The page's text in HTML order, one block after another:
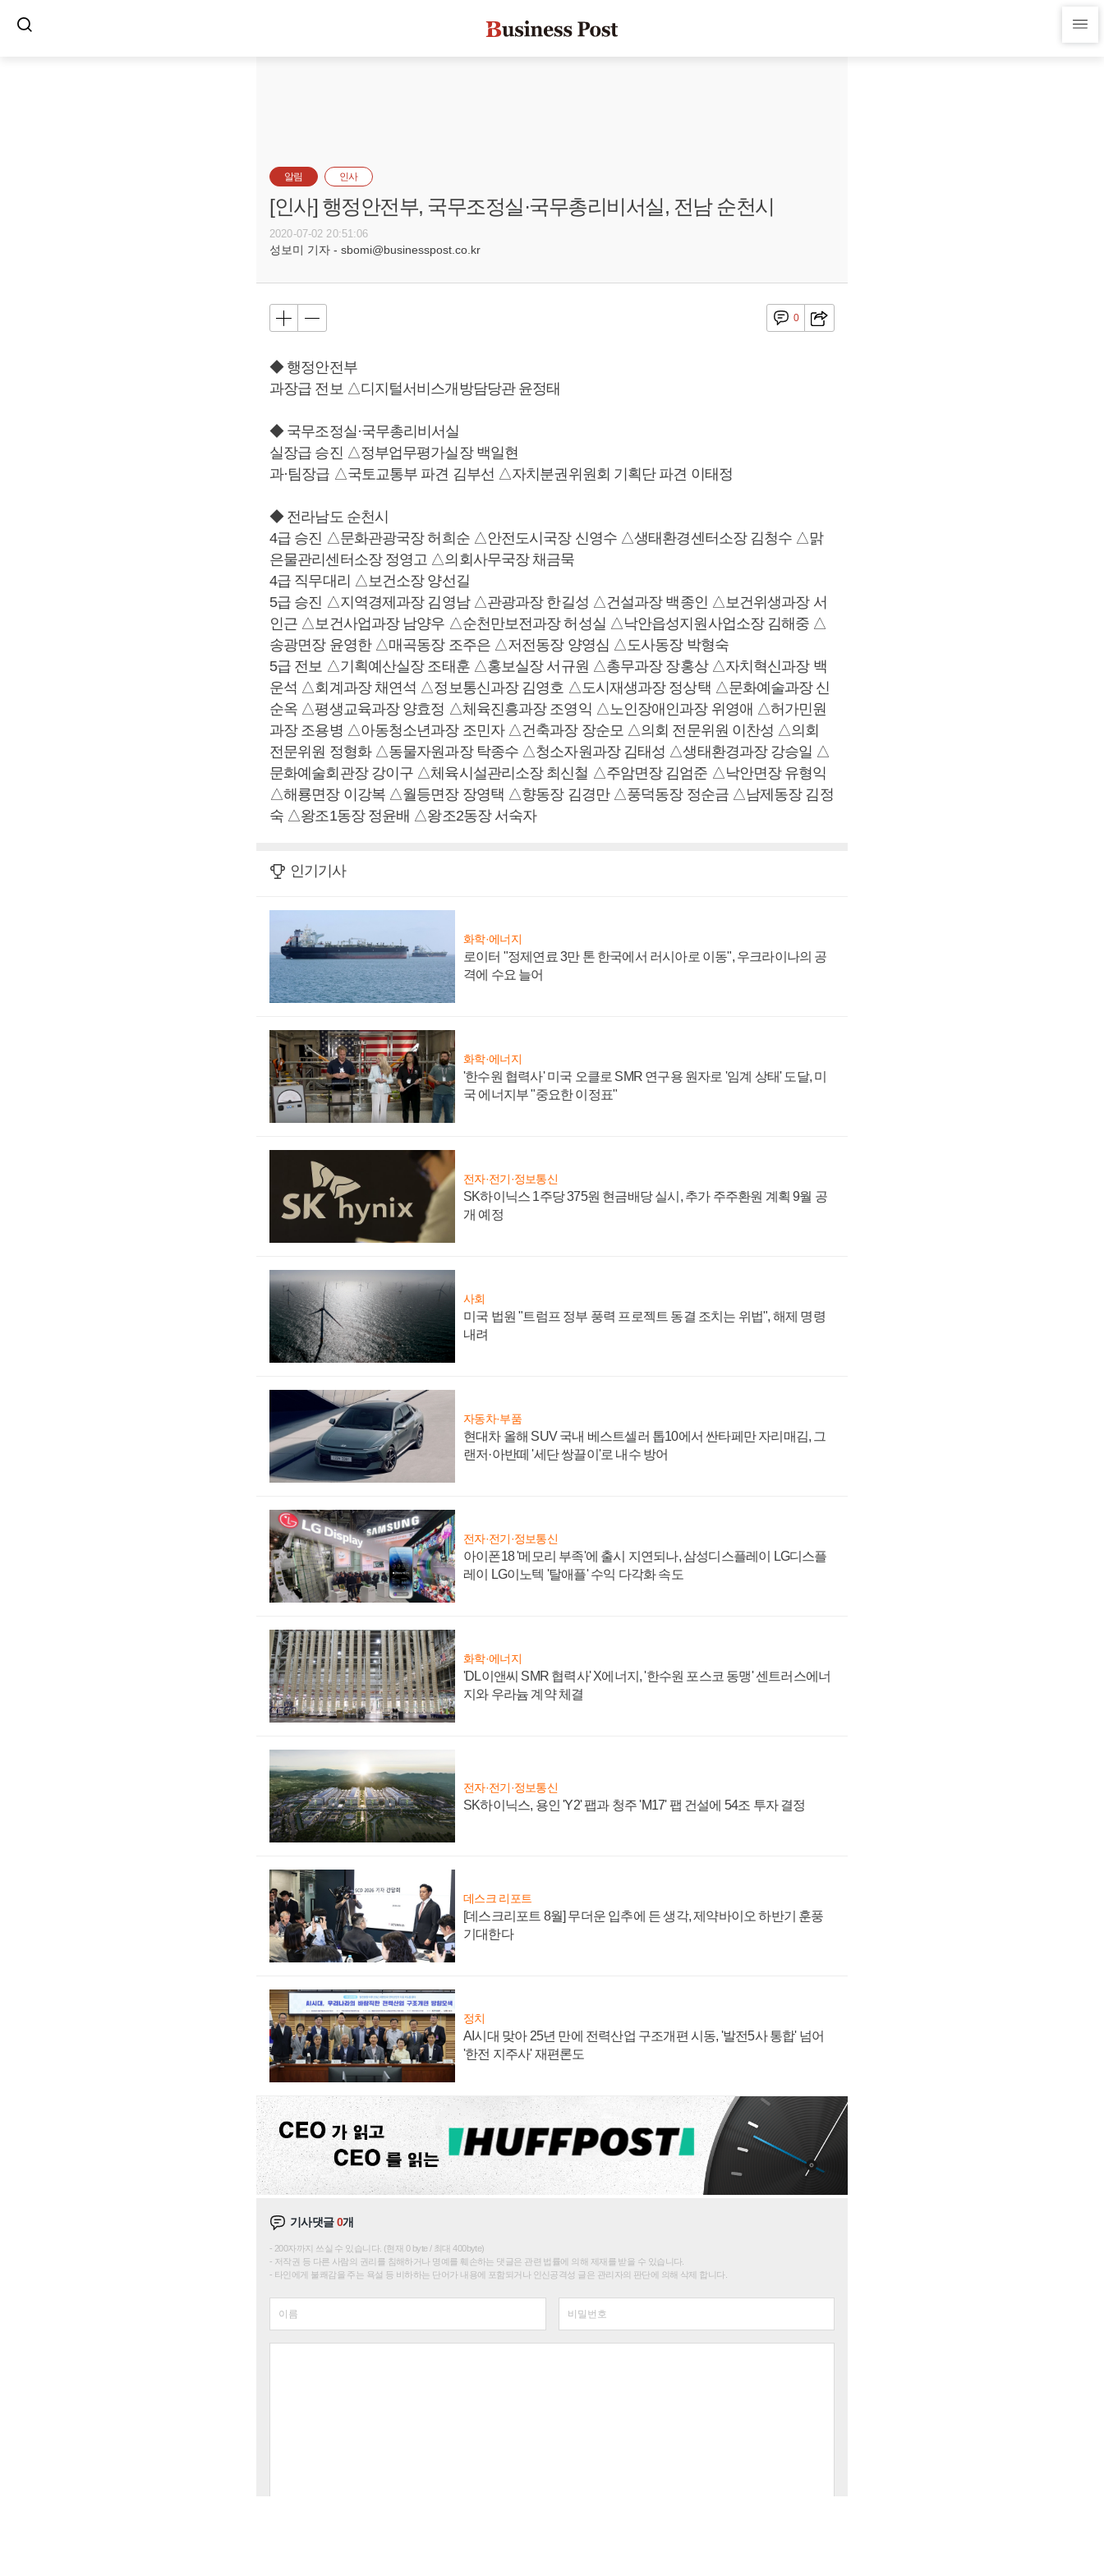
알림 인사
[인사] 행정안전부, 국무조정실·국무총리비서실, 전남 순천시
2020-07-02 20:51:06
성보미 기자 - sbomi@businesspost.co.kr
0
◆ 행정안전부
과장급 전보 △디지털서비스개방담당관 윤정태
◆ 국무조정실·국무총리비서실
실장급 승진 △정부업무평가실장 백일현
과·팀장급 △국토교통부 파견 김부선 △자치분권위원회 기획단 파견 이태정
◆ 전라남도 순천시
4급 승진 △문화관광국장 허희순 △안전도시국장 신영수 △생태환경센터소장 김청수 △맑
은물관리센터소장 정영고 △의회사무국장 채금묵
4급 직무대리 △보건소장 양선길
5급 승진 △지역경제과장 김영남 △관광과장 한길성 △건설과장 백종인 △보건위생과장 서
인근 △보건사업과장 남양우 △순천만보전과장 허성실 △낙안읍성지원사업소장 김해중 △
송광면장 윤영한 △매곡동장 조주은 △저전동장 양영심 △도사동장 박형숙
5급 전보 △기획예산실장 조태훈 △홍보실장 서규원 △총무과장 장홍상 △자치혁신과장 백
운석 △회계과장 채연석 △정보통신과장 김영호 △도시재생과장 정상택 △문화예술과장 신
순옥 △평생교육과장 양효정 △체육진흥과장 조영익 △노인장애인과장 위영애 △허가민원
과장 조용병 △아동청소년과장 조민자 △건축과장 장순모 △의회 전문위원 이찬성 △의회
전문위원 정형화 △동물자원과장 탁종수 △청소자원과장 김태성 △생태환경과장 강승일 △
문화예술회관장 강이구 △체육시설관리소장 최신철 △주암면장 김엄준 △낙안면장 유형익
△해룡면장 이강복 △월등면장 장영택 △향동장 김경만 △풍덕동장 정순금 △남제동장 김정
숙 △왕조1동장 정윤배 △왕조2동장 서숙자
인기기사
화학·에너지
로이터 "정제연료 3만 톤 한국에서 러시아로 이동", 우크라이나의 공
격에 수요 늘어
화학·에너지
'한수원 협력사' 미국 오클로 SMR 연구용 원자로 '임계 상태' 도달, 미
국 에너지부 "중요한 이정표"
전자·전기·정보통신
SK하이닉스 1주당 375원 현금배당 실시, 추가 주주환원 계획 9월 공
개 예정
사회
미국 법원 "트럼프 정부 풍력 프로젝트 동결 조치는 위법", 해제 명령
내려
자동차·부품
현대차 올해 SUV 국내 베스트셀러 톱10에서 싼타페만 자리매김, 그
랜저·아반떼 '세단 쌍끌이'로 내수 방어
전자·전기·정보통신
아이폰18 '메모리 부족'에 출시 지연되나, 삼성디스플레이 LG디스플
레이 LG이노텍 '탈애플' 수익 다각화 속도
화학·에너지
'DL이앤씨 SMR 협력사' X에너지, '한수원 포스코 동맹' 센트러스에너
지와 우라늄 계약 체결
전자·전기·정보통신
SK하이닉스, 용인 'Y2' 팹과 청주 'M17' 팹 건설에 54조 투자 결정
데스크 리포트
[데스크리포트 8월] 무더운 입추에 든 생각, 제약바이오 하반기 훈풍
기대한다
정치
AI시대 맞아 25년 만에 전력산업 구조개편 시동, '발전5사 통합' 넘어
'한전 지주사' 재편론도
기사댓글0개
200자까지 쓰실 수 있습니다. (현재 0 byte / 최대 400byte)
저작권 등 다른 사람의 권리를 침해하거나 명예를 훼손하는 댓글은 관련 법률에 의해 제재를 받을 수 있습니다.
타인에게 불쾌감을 주는 욕설 등 비하하는 단어가 내용에 포함되거나 인신공격성 글은 관리자의 판단에 의해 삭제 합니다.